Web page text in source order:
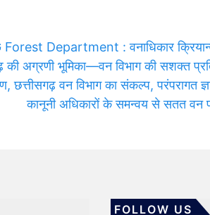
Forest Department : वनाधिकार
की अग्रणी भूमिका—वन विभाग की सशक्त
छत्तीसगढ़ वन विभाग का संकल्प, परंपरागत
कानूनी अधिकारों के समन्वय से सतत वन
FOLLOW US